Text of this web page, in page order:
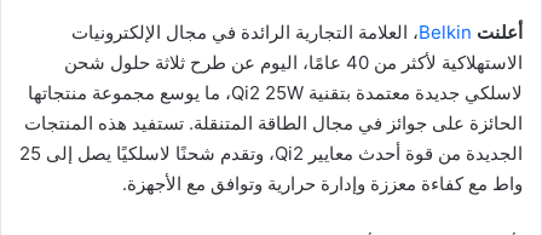
أعلنت Belkin، العلامة التجارية الرائدة في مجال الإلكترونيات
الاستهلاكية لأكثر من 40 عامًا، اليوم عن طرح ثلاثة حلول شحن
لاسلكي جديدة معتمدة بتقنية Qi2 25W، ما يوسع مجموعة منتجاتها
الحائزة على جوائز في مجال الطاقة المتنقلة. تستفيد هذه المنتجات
الجديدة من قوة أحدث معايير Qi2، وتقدم شحنًا لاسلكيًا يصل إلى 25
واط مع كفاءة معززة وإدارة حرارية وتوافق مع الأجهزة.